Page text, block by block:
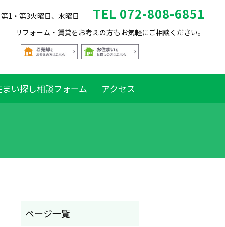
・第3火曜日、水曜日 TEL 072-808-6851
リフォーム・賃貸をお考えの方もお気軽にご相談ください。
まい探し相談フォーム アクセス